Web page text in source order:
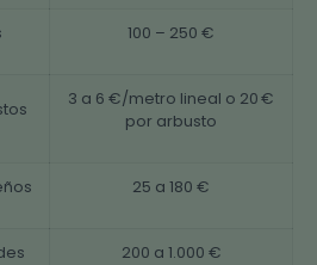
100 – 250 €
3 a 6 €/metro lineal o 20 €
por arbusto
25 a 180 €
200 a 1.000 €